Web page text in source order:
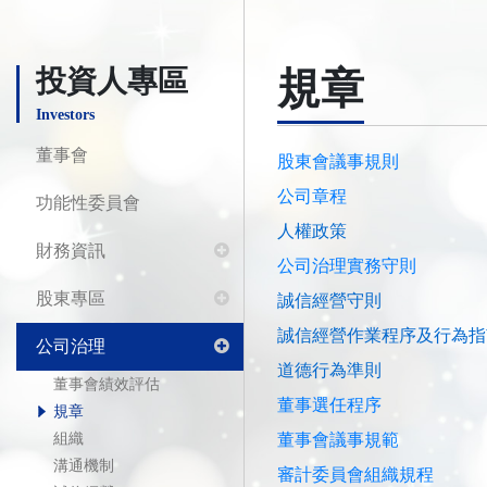
投資人專區
Investors
董事會
功能性委員會
財務資訊
股東專區
公司治理
董事會績效評估
規章
組織
溝通機制
規章
股東會議事規則
公司章程
人權政策
公司治理實務守則
誠信經營守則
誠信經營作業程序及行為
道德行為準則
董事選任程序
董事會議事規範
審計委員會組織規程